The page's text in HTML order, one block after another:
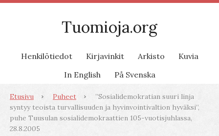
Tuomioja.org
Henkilötiedot Kirjavinkit Arkisto
Kuvia
In English
På Svenska
Etusivu Puheet
”Sosialidemokratian suuri linja
syntyy teoista turvallisuuden ja hyvinvointivaltion hyväksi”,
puhe Tuusulan sosialidemokraattien 105-vuotisjuhlassa,
28.8.2005